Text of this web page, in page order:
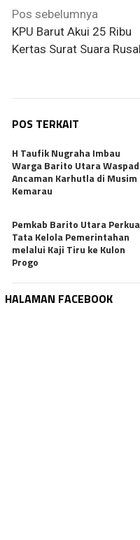
Navigasi
pos
Pos sebelumnya
KPU Barut Akui 25 Ribu
Kertas Surat Suara
POS TERKAIT
H Taufik Nugraha Imbau
Warga Barito Utara
Ancaman Karhutla di Musim
Kemarau
Pemkab Barito Utara
Tata Kelola Pemerintahan
melalui Kaji Tiru ke Kulon
Progo
HALAMAN FACEBOOK